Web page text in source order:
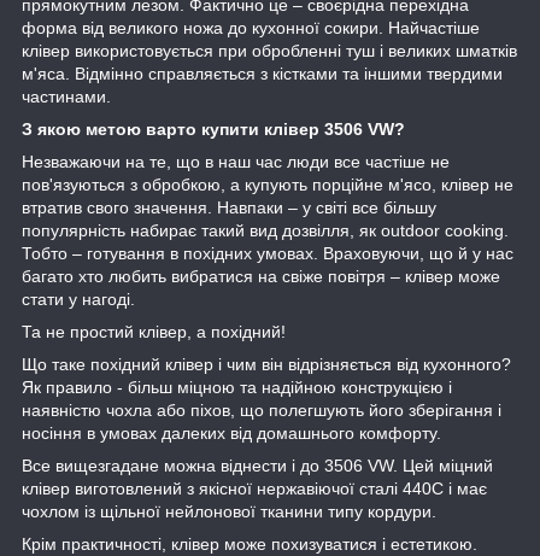
прямокутним лезом. Фактично це – своєрідна перехідна
форма від великого ножа до кухонної сокири. Найчастіше
клівер використовується при обробленні туш і великих шматків
м'яса. Відмінно справляється з кістками та іншими твердими
частинами.
З якою метою варто купити клівер 3506 VW?
Незважаючи на те, що в наш час люди все частіше не
пов'язуються з обробкою, а купують порційне м'ясо, клівер не
втратив свого значення. Навпаки – у світі все більшу
популярність набирає такий вид дозвілля, як outdoor cooking.
Тобто – готування в похідних умовах. Враховуючи, що й у нас
багато хто любить вибратися на свіже повітря – клівер може
стати у нагоді.
Та не простий клівер, а похідний!
Що таке похідний клівер і чим він відрізняється від кухонного?
Як правило - більш міцною та надійною конструкцією і
наявністю чохла або піхов, що полегшують його зберігання і
носіння в умовах далеких від домашнього комфорту.
Все вищезгадане можна віднести і до 3506 VW. Цей міцний
клівер виготовлений з якісної нержавіючої сталі 440С і має
чохлом із щільної нейлонової тканини типу кордури.
Крім практичності, клівер може похизуватися і естетикою.